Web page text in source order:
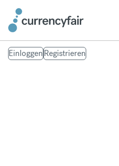
EinloggenRegistrieren